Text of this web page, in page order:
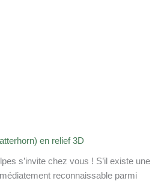
en relief 3D
s’invite chez vous ! S’il existe une
reconnaissable parmi